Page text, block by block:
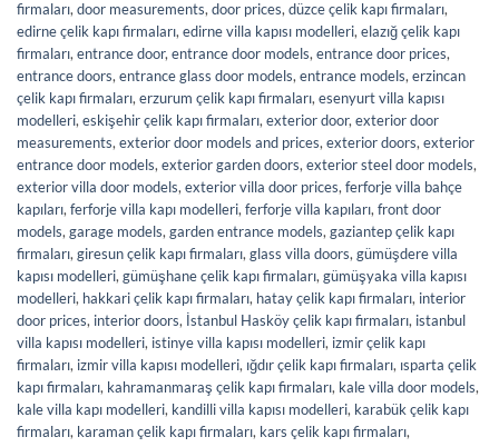
firmaları, door measurements, door prices, düzce çelik kapı firmaları,
edirne çelik kapı firmaları, edirne villa kapısı modelleri, elazığ çelik kapı
firmaları, entrance door, entrance door models, entrance door prices,
entrance doors, entrance glass door models, entrance models, erzincan
çelik kapı firmaları, erzurum çelik kapı firmaları, esenyurt villa kapısı
modelleri, eskişehir çelik kapı firmaları, exterior door, exterior door
measurements, exterior door models and prices, exterior doors, exterior
entrance door models, exterior garden doors, exterior steel door models,
exterior villa door models, exterior villa door prices, ferforje villa bahçe
kapıları, ferforje villa kapı modelleri, ferforje villa kapıları, front door
models, garage models, garden entrance models, gaziantep çelik kapı
firmaları, giresun çelik kapı firmaları, glass villa doors, gümüşdere villa
kapısı modelleri, gümüşhane çelik kapı firmaları, gümüşyaka villa kapısı
modelleri, hakkari çelik kapı firmaları, hatay çelik kapı firmaları, interior
door prices, interior doors, İstanbul Hasköy çelik kapı firmaları, istanbul
villa kapısı modelleri, istinye villa kapısı modelleri, izmir çelik kapı
firmaları, izmir villa kapısı modelleri, ığdır çelik kapı firmaları, ısparta çelik
kapı firmaları, kahramanmaraş çelik kapı firmaları, kale villa door models,
kale villa kapı modelleri, kandilli villa kapısı modelleri, karabük çelik kapı
firmaları, karaman çelik kapı firmaları, kars çelik kapı firmaları,